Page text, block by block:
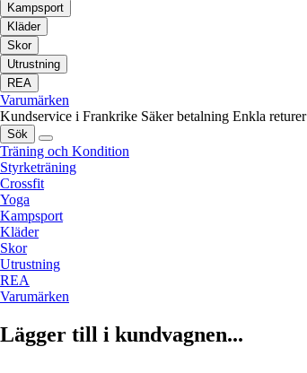
Kampsport
Kläder
Skor
Utrustning
REA
Varumärken
Kundservice i Frankrike Säker betalning Enkla returer
Sök
Träning och Kondition
Styrketräning
Crossfit
Yoga
Kampsport
Kläder
Skor
Utrustning
REA
Varumärken
Lägger till i kundvagnen...